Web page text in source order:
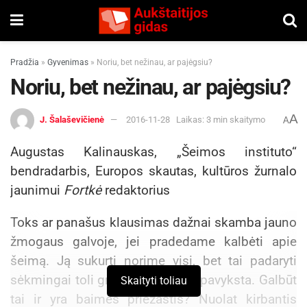
Pradžia » Gyvenimas » Noriu, bet nežinau, ar pajėgsiu?
Noriu, bet nežinau, ar pajėgsiu?
J. Šalaševičienė 2016-11-28 Laikas: 3 min skaitymo AA
Augustas Kalinauskas, „Šeimos instituto“
bendradarbis, Europos skautas, kultūros žurnalo
jaunimui Fortkėredaktorius
Toks ar panašus klausimas dažnai skamba jauno
žmogaus galvoje, jei pradedame kalbėti apie
šeimą. Ją sukurti norime visi, bet tai padaryti
sėkmingai toli gražu ne visiems pavyksta. Galbūt
tai ir yra baimės priežastis? Nuolat kirbantis
Skaityti toliau